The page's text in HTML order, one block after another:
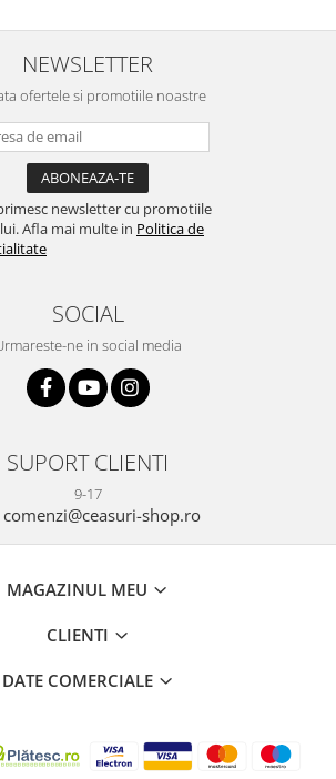
NEWSLETTER
ofertele si promotiile noastre
newsletter cu promotiile
Afla mai multe in Politica de
SOCIAL
ne in social media
SUPORT CLIENTI
9-17
comenzi@ceasuri-shop.ro
MAGAZINUL MEU
CLIENTI
DATE COMERCIALE